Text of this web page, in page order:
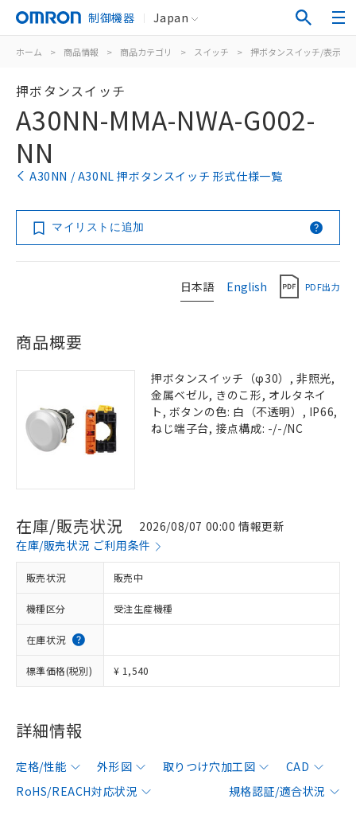
制御機器 Japan
ホーム > 商品情報 > 商品カテゴリ > スイッチ > 押ボタンスイッチ/表示灯
押ボタンスイッチ
A30NN-MMA-NWA-G002-
NN
A30NN / A30NL 押ボタンスイッチ 形式仕様一覧
マイリストに追加
日本語 English PDF出力
商品概要
押ボタンスイッチ（φ30）, 非照光,
金属ベゼル, きのこ形, オルタネイ
ト, ボタンの色: 白（不透明）, IP66,
ねじ端子台, 接点構成: -/-/NC
在庫/販売状況
2026/08/07 00:00 情報更新
在庫/販売状況 ご利用条件
販売状況 販売中
機種区分 受注生産機種
在庫状況
標準価格(税別) ¥ 1,540
詳細情報
定格/性能 外形図 取りつけ穴加工図
CAD
RoHS/REACH対応状況
規格認証/適合状況